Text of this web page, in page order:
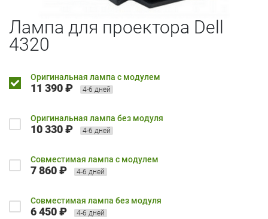
Лампа для проектора Dell
4320
Оригинальная лампа с модулем
11 390 ₽ 4-6 дней
Оригинальная лампа без модуля
10 330 ₽ 4-6 дней
Совместимая лампа с модулем
7 860 ₽ 4-6 дней
Совместимая лампа без модуля
6 450 ₽ 4-6 дней